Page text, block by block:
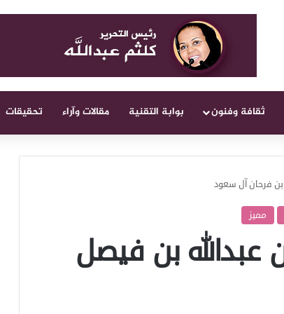
ثقافة وفنون بوابة التقنية مقالات وآراء تحقيقات
بن فرحان آل سعود
مميز
عبدالله بن فيصل